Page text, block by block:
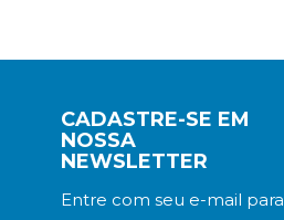
CADASTRE-SE EM
NOSSA
NEWSLETTER
Entre com seu e-mail para